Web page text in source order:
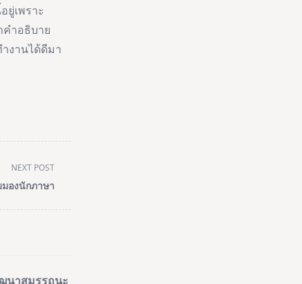
ยู่เพราะ
คำอธิบาย
งานได้ดีมา
NEXT POST
องนักภาษา
นาสมรรถนะ